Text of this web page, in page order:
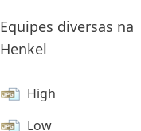
Equipes diversas na
Henkel
High
Low